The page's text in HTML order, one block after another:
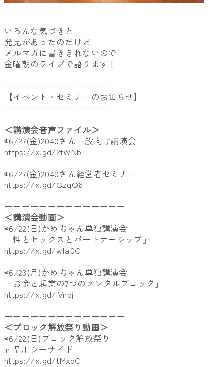
いろんな気づきと
発見があったのだけど
メルマガに書ききれないので
金曜朝のライブで語ります！
ーーーーーーーーーーーー
【イベント・セミナーのお知らせ】
ーーーーーーーーーーーー
＜講演会音声ファイル＞
◉6/27(金)2040さん一般向け講演会
https://x.gd/2tWNb
◉6/27(金)2040さん経営者セミナー
https://x.gd/QzqQ6
ーーーーーーーーーーーーーー
＜講演会動画＞
◉6/22(日)かめちゃん単独講演会
「性とセックスとパートナーシップ」
https://x.gd/w1a0C
◉6/23(月)かめちゃん単独講演会
「お金と起業の7つのメンタルブロック」
https://x.gd/iVnqj
ーーーーーーーーーーーーーー
＜ブロック解放祭り動画＞
◉6/22(日)ブロック解放祭り
in 品川シーサイド
https://x.gd/tMxoC